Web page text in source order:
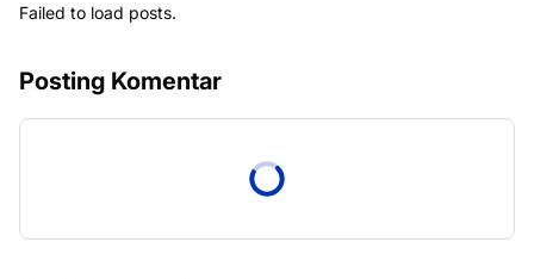
Failed to load posts.
Posting Komentar